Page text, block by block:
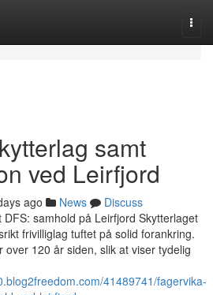
samt
ved Leirfjord
ago News
Discuss
samhold på Leirfjord Skytterlaget
frivilliglag tuftet på solid forankring.
over 120 år siden, slik at viser tydelig
41489741/fagervika-